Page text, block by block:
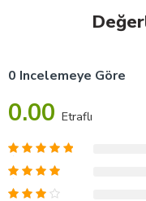
0 Incelemeye Göre
0.00 Etraflı